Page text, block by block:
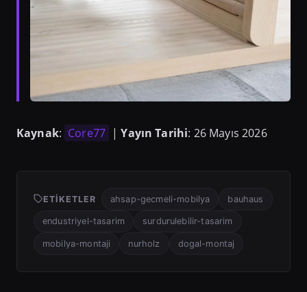
Kaynak: Core77 |Yayın Tarihi: 26 Mayıs 2026
ETIKETLER ahsap-gecmeli-mobilya bauhaus
endustriyel-tasarim surdurulebilir-tasarim
mobilya-montaji nurholz dogal-montaj